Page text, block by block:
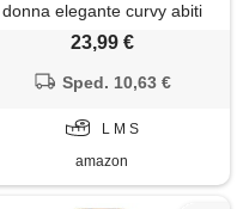
donna elegante curvy abiti
estivi taglie forti manica corta
maxi abito da spiaggia tunica
23,99 €
Sped. 10,63 €
L M S
amazon